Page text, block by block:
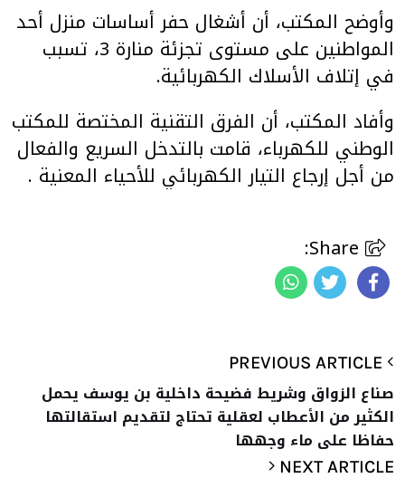
وأوضح المكتب، أن أشغال حفر أساسات منزل أحد
المواطنين على مستوى تجزئة منارة 3، تسبب
في إتلاف الأسلاك الكهربائية.
وأفاد المكتب، أن الفرق التقنية المختصة للمكتب
الوطني للكهرباء، قامت بالتدخل السريع والفعال
من أجل إرجاع التيار الكهربائي للأحياء المعنية .
صناع الزواق وشريط فضيحة داخلية بن يوسف يحمل
الكثير من الأعطاب لعقلية تحتاج لتقديم استقالتها
حفاظا على ماء وجهها
NEXT ARTICLE